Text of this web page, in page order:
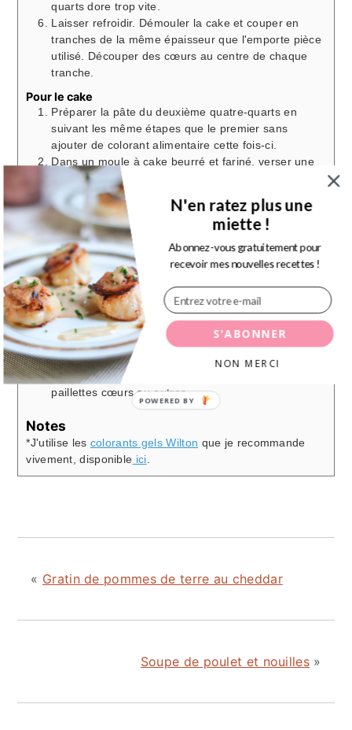
quarts dore trop vite.
Laisser refroidir. Démouler la cake et couper en
tranches de la même épaisseur que l'emporte pièce
utilisé. Découper des cœurs au centre de chaque
tranche.
Pour le cake
Préparer la pâte du deuxième quatre-quarts en
suivant les même étapes que le premier sans
ajouter de colorant alimentaire cette fois-ci.
Dans un moule à cake beurré et fariné, verser une
fine couche de pâte, juste assez pour recouvrir le
fond du moule. Disposer les cœurs roses pointes
vers le bas les uns contre les autres sur la pâte en
laissant un peu d'espace seulement à l'avant et
l'arrière du cake. Verser de la pâte à l'aide d'une
cuillère des deux côtés des cœurs puis sur le
dessus afin de recouvrir le tout.
Enfourner à 160° pour environ 35 à 40 minutes en
vérifiant la cuisson. Attention ce deuxième cake cuit
en général plus vite vu que son centre est déjà cuit
(les cœurs). Décorer si souhaité de sucre glace et
paillettes cœurs ou autres.
Notes
*J'utilise les colorants gels Wilton que je recommande
vivement, disponible ici
« Gratin de pommes de terre au cheddar
Soupe de poulet et nouilles »
S'ABONNER
N'en ratez plus une
miette !
Abonnez-vous gratuitement pour
recevoir mes nouvelles recettes !
NON MERCI